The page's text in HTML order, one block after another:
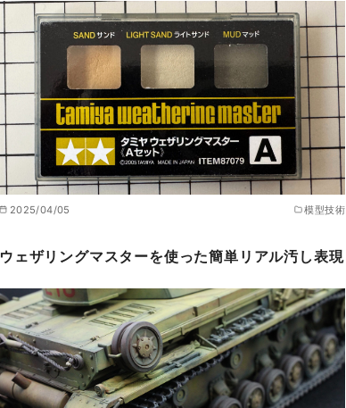
2025/04/05 模型技術
ウェザリングマスターを使った簡単リアル汚し表現